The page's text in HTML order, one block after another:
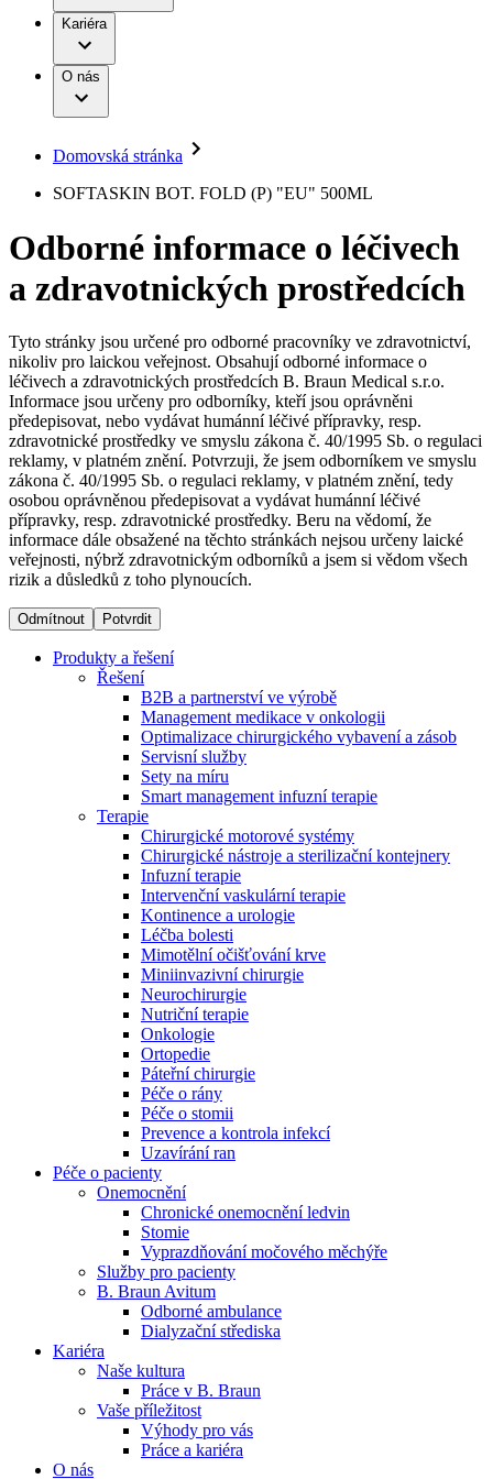
Léčba bolesti
Mimotělní očišťování krve
Neurochirurgie
Onkologie
Ortopedie
Páteřní chirurgie
Péče o rány
Prevence a kontrola infekcí
Uzavírání ran
Řešení
Terapie
Produktový katalog​
Objevte naše produkty. Navštivte produktový katalog B.
Braun s našim kompletním produktovým portfoliem.
Onemocnění
B. Braun Avitum
Dialyzační střediska​
B. Braun Avitum poskytuje kvalitní dialyzační péči ve všech
svých střediscích v České republice. Více informací se
dozvíte na stránkách jednotlivých středisek.
Odborné ambulance
Naše specializované ambulance jsou tu pro vás. Zvolte
specializaci a město, které potřebujete, a objednejte se do naší
ambulance.
Práce a kariéra
Naše kultura
Vaše příležitost​
Nabídky pracovních míst
Objevte své kariérní příležitosti ​v B. Braun. Vyhledejte náš trh
práce​ pro zajímavé pozice.​
Odpovědnost
Média
Tiskové zprávy
Kontakt
Kontaktní formulář
Registrace k odběru newsletteru
Odpovědnost
Média
Kontakt
Zůstaňte v dialogu s B. Braun. ​Kontaktujte nás.​
Kariéra
O nás
Domovská stránka
SOFTASKIN BOT. FOLD (P) "EU" 500ML
Odborné informace o léčivech
a zdravotnických prostředcích
Tyto stránky jsou určené pro odborné pracovníky ve zdravotnictví,
nikoliv pro laickou veřejnost. Obsahují odborné informace o
léčivech a zdravotnických prostředcích B. Braun Medical s.r.o.
Informace jsou určeny pro odborníky, kteří jsou oprávněni
předepisovat, nebo vydávat humánní léčivé přípravky, resp.
zdravotnické prostředky ve smyslu zákona č. 40/1995 Sb. o regulaci
reklamy, v platném znění. Potvrzuji, že jsem odborníkem ve smyslu
zákona č. 40/1995 Sb. o regulaci reklamy, v platném znění, tedy
osobou oprávněnou předepisovat a vydávat humánní léčivé
přípravky, resp. zdravotnické prostředky. Beru na vědomí, že
informace dále obsažené na těchto stránkách nejsou určeny laické
veřejnosti, nýbrž zdravotnickým odborníků a jsem si vědom všech
rizik a důsledků z toho plynoucích.
Odmítnout Potvrdit
Produkty a řešení
Řešení
B2B a partnerství ve výrobě
Management medikace v onkologii
Optimalizace chirurgického vybavení a zásob
Servisní služby
Sety na míru
Smart management infuzní terapie​
Terapie
Chirurgické motorové systémy
Chirurgické nástroje a sterilizační kontejnery
Infuzní terapie
Intervenční vaskulární terapie
Kontinence a urologie
Léčba bolesti
Mimotělní očišťování krve
Miniinvazivní chirurgie
Neurochirurgie
Nutriční terapie
Onkologie
Ortopedie
Páteřní chirurgie
Péče o rány
Péče o stomii
Prevence a kontrola infekcí
Uzavírání ran
Péče o pacienty
Onemocnění
Chronické onemocnění ledvin
Stomie
Vyprazdňování močového měchýře
Služby pro pacienty
B. Braun Avitum
Odborné ambulance
Dialyzační střediska
Kariéra
Naše kultura
Práce v B. Braun
Vaše příležitost​
Výhody pro vás
Práce a kariéra
O nás